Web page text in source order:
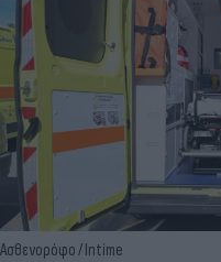
Ασθενορόφο / Intime